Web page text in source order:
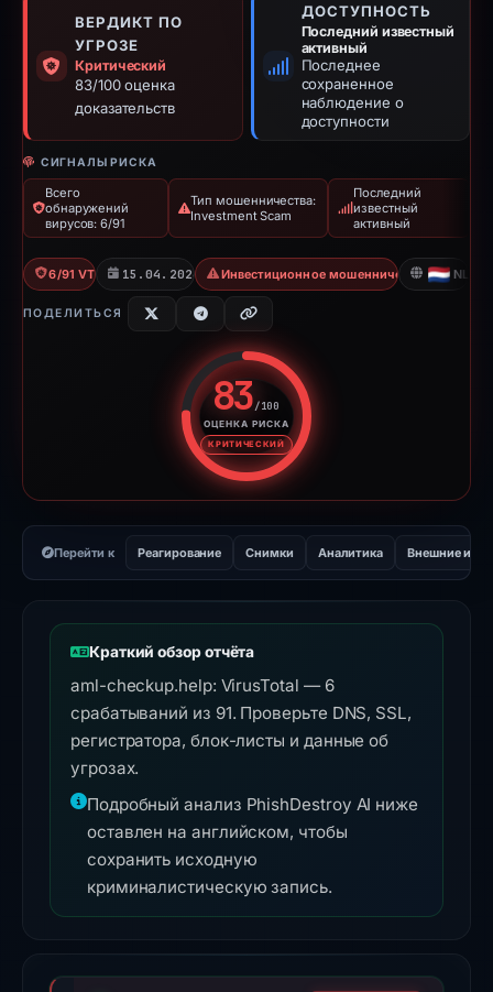
ВЕРДИКТ ПО
УГРОЗЕ
Критический
83/100 оценка
доказательств
ДОСТУПНОСТЬ
Последний известный
активный
Последнее
сохраненное
наблюдение о
доступности
СИГНАЛЫ РИСКА
Всего
обнаружений
вирусов: 6/91
Тип мошенничества:
Investment Scam
Последний
известный
активный
6/91 VT 15.04.2026 Инвестиционное мошенничество NL
ПОДЕЛИТЬСЯ
83/100
ОЦЕНКА РИСКА
КРИТИЧЕСКИЙ
Оценка риска: 83 из 100.
Перейти к Реагирование Снимки Аналитика Внешние
Краткий обзор отчёта
aml-checkup.help: VirusTotal — 6
срабатываний из 91. Проверьте DNS, SSL,
регистратора, блок-листы и данные об
угрозах.
Подробный анализ PhishDestroy AI ниже
оставлен на английском, чтобы
сохранить исходную
криминалистическую запись.